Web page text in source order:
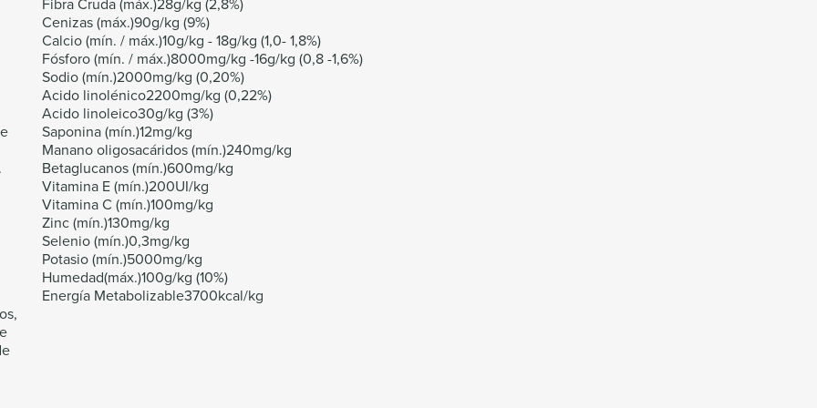
Cenizas (máx.)90g/kg (9%)
Calcio (mín. / máx.)10g/kg - 18g/kg (1,0- 1,8%)
Fósforo (mín. / máx.)8000mg/kg -16g/kg (0,8 -1,6%)
Sodio (mín.)2000mg/kg (0,20%)
Acido linolénico2200mg/kg (0,22%)
Acido linoleico30g/kg (3%)
Saponina (mín.)12mg/kg
Manano oligosacáridos (mín.)240mg/kg
Betaglucanos (mín.)600mg/kg
Vitamina E (mín.)200UI/kg
Vitamina C (mín.)100mg/kg
Zinc (mín.)130mg/kg
Selenio (mín.)0,3mg/kg
Potasio (mín.)5000mg/kg
Humedad(máx.)100g/kg (10%)
Energía Metabolizable3700kcal/kg